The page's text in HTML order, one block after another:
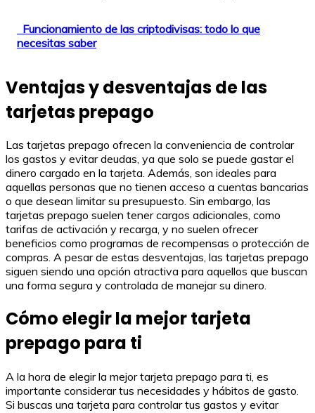
Funcionamiento de las criptodivisas: todo lo que
necesitas saber
Ventajas y desventajas de las
tarjetas prepago
Las tarjetas prepago ofrecen la conveniencia de controlar
los gastos y evitar deudas, ya que solo se puede gastar el
dinero cargado en la tarjeta. Además, son ideales para
aquellas personas que no tienen acceso a cuentas bancarias
o que desean limitar su presupuesto. Sin embargo, las
tarjetas prepago suelen tener cargos adicionales, como
tarifas de activación y recarga, y no suelen ofrecer
beneficios como programas de recompensas o protección de
compras. A pesar de estas desventajas, las tarjetas prepago
siguen siendo una opción atractiva para aquellos que buscan
una forma segura y controlada de manejar su dinero.
Cómo elegir la mejor tarjeta
prepago para ti
A la hora de elegir la mejor tarjeta prepago para ti, es
importante considerar tus necesidades y hábitos de gasto.
Si buscas una tarjeta para controlar tus gastos y evitar